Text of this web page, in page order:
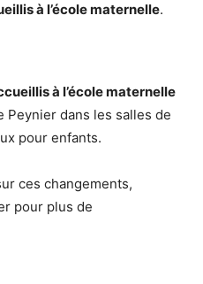
à l’école maternelle.
à l’école maternelle
Peynier dans les salles de
pour enfants.
ces changements,
pour plus de